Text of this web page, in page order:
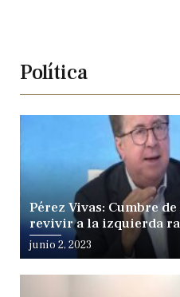
Política
Pérez Vivas: Cumbre
revivir a la izquierda
fracturándola
junio 2, 2023